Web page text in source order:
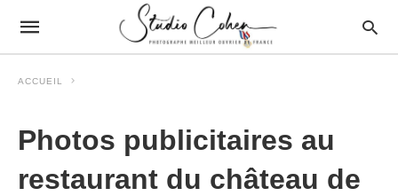
ACCUEIL
Photos publicitaires au
restaurant du château de